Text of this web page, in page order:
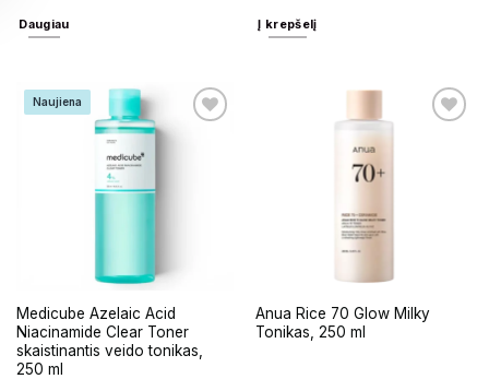
Daugiau Į krepšelį
Naujiena
Medicube Azelaic Acid
Niacinamide Clear Toner
skaistinantis veido tonikas,
250 ml
Anua Rice 70 Glow Milky
Tonikas, 250 ml